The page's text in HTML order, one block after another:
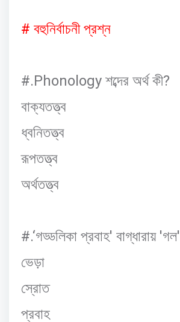
# বহুনির্বাচনী প্রশ্ন
#.Phonology শব্দের অর্থ কী?
বাক্যতত্ত্ব
ধ্বনিতত্ত্ব
রূপতত্ত্ব
অর্থতত্ত্ব
#.‘গড্ডলিকা প্রবাহ' বাগ্ধারায়'গল'
ভেড়া
স্রোত
প্রবাহ